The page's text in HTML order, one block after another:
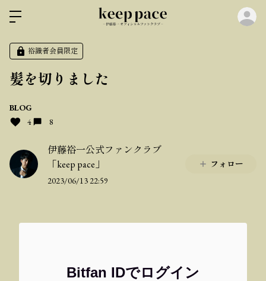
裕識者会員限定
髪を切りました
BLOG
4
8
伊藤裕一公式ファンクラブ
「keep pace」
2023/06/13 22:59
フォロー
Bitfan IDでログイン